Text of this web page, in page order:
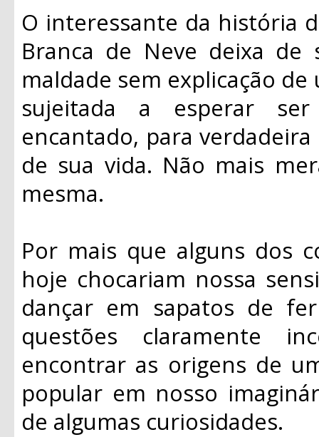
O interessante da história
Branca de Neve deixa de
maldade sem explicação
sujeitada a esperar
encantado, para
de sua vida. Não mais
mesma.
Por mais que alguns dos
hoje chocariam nossa
dançar em sapatos de
questões claramente
encontrar as origens de
popular em nosso
de algumas curiosidades.